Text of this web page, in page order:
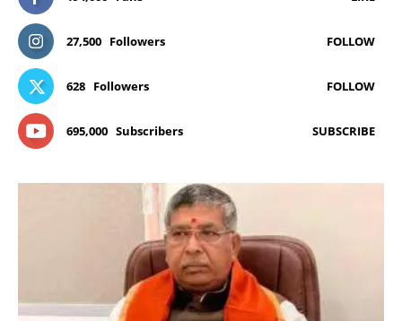
27,500 Followers FOLLOW
628 Followers FOLLOW
695,000 Subscribers SUBSCRIBE